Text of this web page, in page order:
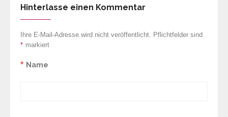
Hinterlasse einen Kommentar
Ihre E-Mail-Adresse wird nicht veröffentlicht. Pflichtfelder sind
markiert
*
Name
*